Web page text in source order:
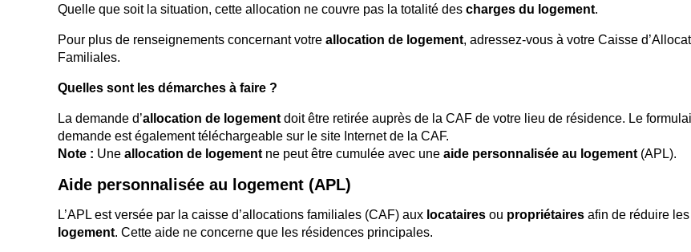
Quelle que soit la situation, cette allocation ne couvre pas la totalité des charges du logement.
Pour plus de renseignements concernant votre allocation de logement, adressez-vous à votre Caisse
Familiales.
Quelles sont les démarches à faire ?
La demande d’allocation de logement doit être retirée auprès de la CAF de votre lieu de résidence. Le
demande est également téléchargeable sur le site Internet de la CAF.
Note : Une allocation de logement ne peut être cumulée avec une aide personnalisée au logement (APL).
Aide personnalisée au logement (APL)
L’APL est versée par la caisse d’allocations familiales (CAF) aux locataires ou propriétaires afin de réduire les
logement. Cette aide ne concerne que les résidences principales.